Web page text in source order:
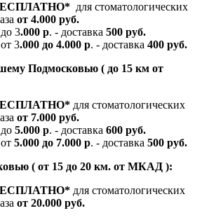
для стоматологических
от 4.000 руб.
3.000 р. - доставка 500 руб.
3.000 до 4.000 р. - доставка 400 руб.
Подмосковью ( до 15 км от
для стоматологических
от 7.000 руб.
5.000 р. - доставка 600 руб.
5.000 до 7.000 р. - доставка 500 руб.
( от 15 до 20 км. от МКАД ):
для стоматологических
от 20.000 руб.